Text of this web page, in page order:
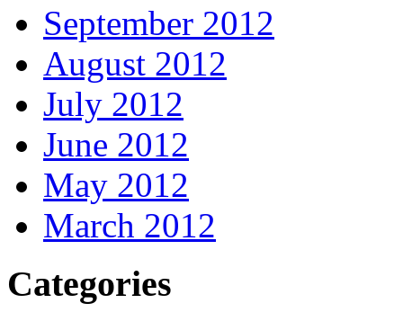
September 2012
August 2012
July 2012
June 2012
May 2012
March 2012
Categories